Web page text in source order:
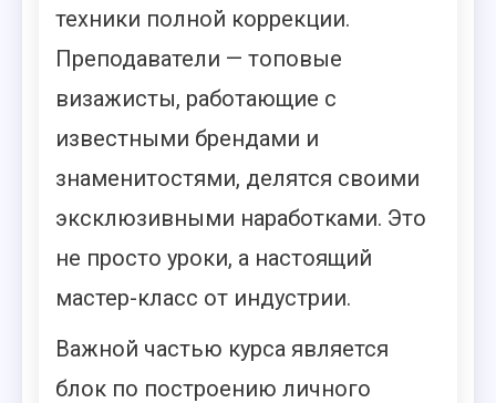
техники полной коррекции.
Преподаватели — топовые
визажисты, работающие с
известными брендами и
знаменитостями, делятся своими
эксклюзивными наработками. Это
не просто уроки, а настоящий
мастер-класс от индустрии.
Важной частью курса является
блок по построению личного